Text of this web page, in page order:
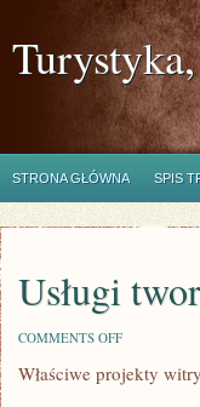
STRONA GŁÓWNA SPIS
Usługi
COMMENTS OFFON
TWORZENIA
STRON
Właściwe projekty